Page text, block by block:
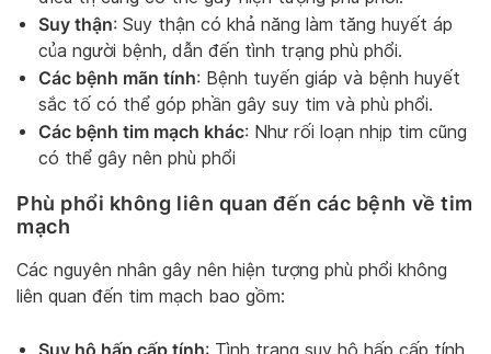
Suy thận: Suy thận có khả năng làm tăng huyết áp
của người bệnh, dẫn đến tình trạng phù phổi.
Các bệnh mãn tính: Bệnh tuyến giáp và bệnh huyết
sắc tố có thể góp phần gây suy tim và phù phổi.
Các bệnh tim mạch khác: Như rối loạn nhịp tim cũng
có thể gây nên phù phổi
Phù phổi không liên quan đến các bệnh về tim
mạch
Các nguyên nhân gây nên hiện tượng phù phổi không
liên quan đến tim mạch bao gồm:
Suy hô hấp cấp tính